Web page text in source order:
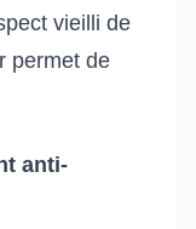
vieilli de
permet de
anti-